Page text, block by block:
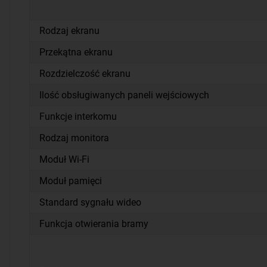
Rodzaj ekranu
Przekątna ekranu
Rozdzielczość ekranu
Ilość obsługiwanych paneli wejściowych
Funkcje interkomu
Rodzaj monitora
Moduł Wi-Fi
Moduł pamięci
Standard sygnału wideo
Funkcja otwierania bramy